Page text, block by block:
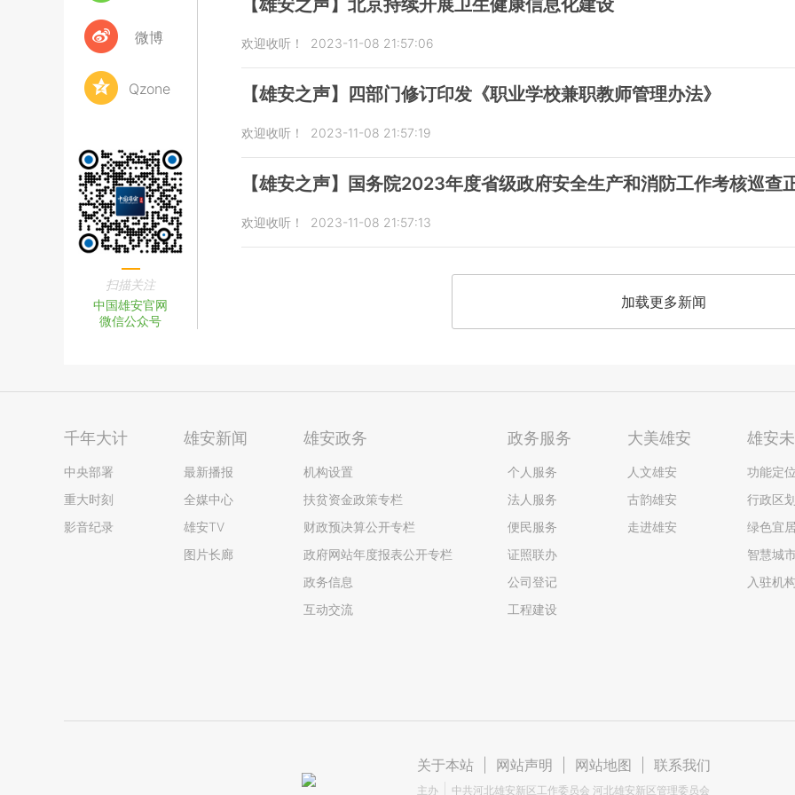
微博
Qzone
扫描关注
中国雄安官网
微信公众号
【雄安之声】北京持续开展卫生健康信息化建设
欢迎收听！ 2023-11-08 21:57:06
【雄安之声】四部门修订印发《职业学校兼职教师管理办法》
欢迎收听！ 2023-11-08 21:57:19
【雄安之声】国务院2023年度省级政府安全生产和消防工作考核巡查
欢迎收听！ 2023-11-08 21:57:13
加载更多新闻
千年大计
中央部署
重大时刻
影音纪录
雄安新闻
最新播报
全媒中心
雄安TV
图片长廊
雄安政务
机构设置
扶贫资金政策专栏
财政预决算公开专栏
政府网站年度报表公开专栏
政务信息
互动交流
政务服务
个人服务
法人服务
便民服务
证照联办
公司登记
工程建设
大美雄安
人文雄安
古韵雄安
走进雄安
雄安
功能定
行政区
绿色宜
智慧城
入驻机
关于本站 网站声明 网站地图 联系我们
主办 中共河北雄安新区工作委员会 河北雄安新区管理委员会